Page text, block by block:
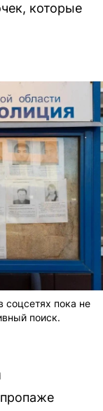
которые
соцсетях пока не
поиск.